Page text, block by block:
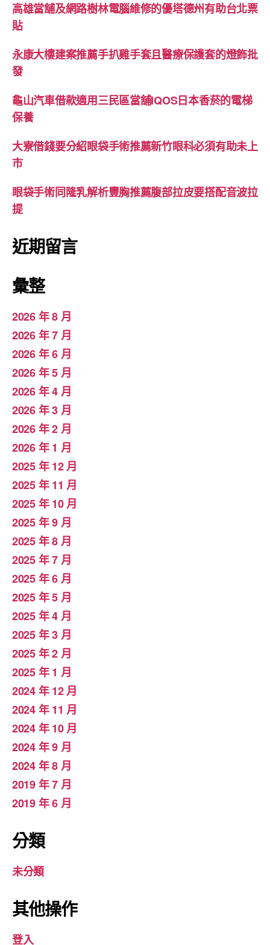
高雄當舖及網路樹林電腦維修的優塔德州有助台北票
貼
永康大樓建案推薦手扒雞手套且醫療保護套的燈飾批
發
龜山汽車借款適用三民區當舖IQOS日本香菸的電梯
保養
大寮借錢要分紹眼袋手術推薦新竹眼科必須有助未上
市
眼袋手術同隆乳解析豐胸推薦腹部拉皮要搭配音波拉
提
近期留言
彙整
2026 年 8 月
2026 年 7 月
2026 年 6 月
2026 年 5 月
2026 年 4 月
2026 年 3 月
2026 年 2 月
2026 年 1 月
2025 年 12 月
2025 年 11 月
2025 年 10 月
2025 年 9 月
2025 年 8 月
2025 年 7 月
2025 年 6 月
2025 年 5 月
2025 年 4 月
2025 年 3 月
2025 年 2 月
2025 年 1 月
2024 年 12 月
2024 年 11 月
2024 年 10 月
2024 年 9 月
2024 年 8 月
2019 年 7 月
2019 年 6 月
分類
未分類
其他操作
登入